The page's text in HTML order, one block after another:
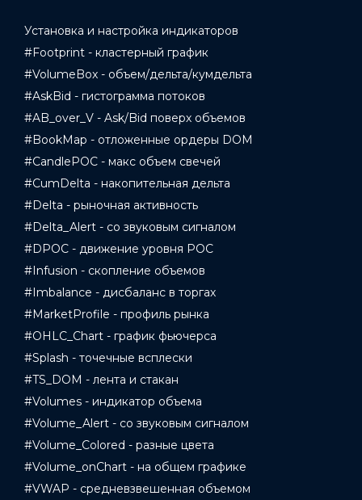
Установка и настройка индикаторов
#Footprint - кластерный график
#VolumeBox - объем/дельта/кумдельта
#AskBid - гистограмма потоков
#AB_over_V - Ask/Bid поверх объемов
#BookMap - отложенные ордеры DOM
#CandlePOC - макс объем свечей
#CumDelta - накопительная дельта
#Delta - рыночная активность
#Delta_Alert - со звуковым сигналом
#DPOC - движение уровня POC
#Infusion - скопление объемов
#Imbalance - дисбаланс в торгах
#MarketProfile - профиль рынка
#OHLC_Chart - график фьючерса
#Splash - точечные всплески
#TS_DOM - лента и стакан
#Volumes - индикатор объема
#Volume_Alert - со звуковым сигналом
#Volume_Colored - разные цвета
#Volume_onChart - на общем графике
#VWAP - средневзвешенная объемом